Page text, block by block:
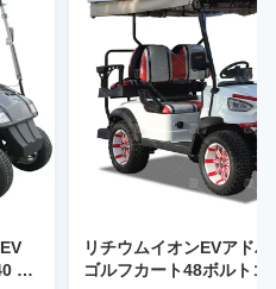
マ
リチウムイオンEVアド
ゴルフカート48ボルトゴ